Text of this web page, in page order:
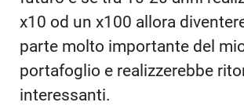
x10 od un x100 allora
parte molto importante del
portafoglio e realizzerebbe
interessanti.